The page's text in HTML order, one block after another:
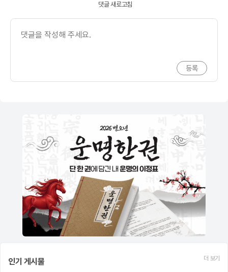
댓글 새로고침
인기 게시물 더 보기